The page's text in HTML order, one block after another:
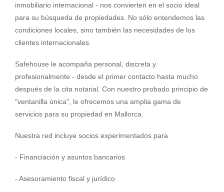
inmobiliario internacional - nos convierten en el socio ideal
para su búsqueda de propiedades. No sólo entendemos las
condiciones locales, sino también las necesidades de los
clientes internacionales.
Safehouse le acompaña personal, discreta y
profesionalmente - desde el primer contacto hasta mucho
después de la cita notarial. Con nuestro probado principio de
"ventanilla única", le ofrecemos una amplia gama de
servicios para su propiedad en Mallorca.
Nuestra red incluye socios experimentados para
- Financiación y asuntos bancarios
- Asesoramiento fiscal y jurídico